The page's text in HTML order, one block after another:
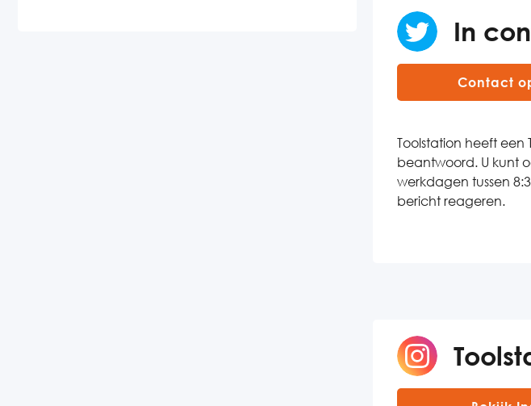
In
Contact
Toolstation heeft
beantwoord. U kunt
werkdagen tussen
bericht reageren.